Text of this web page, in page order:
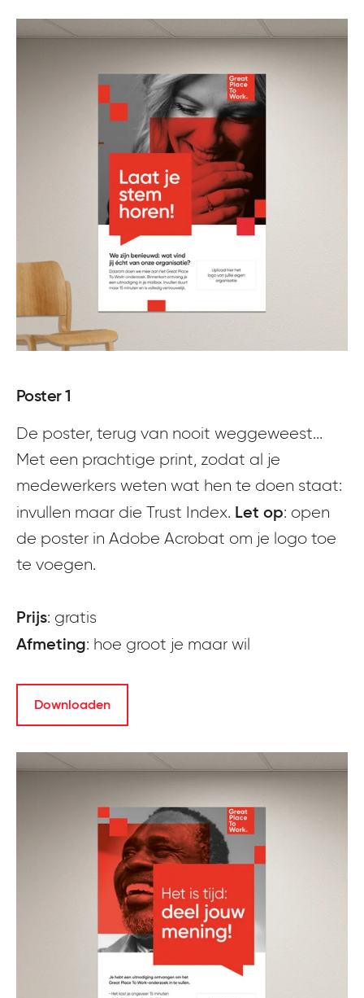
Poster 1
De poster, terug van nooit weggeweest...
Met een prachtige print, zodat al je
medewerkers weten wat hen te doen staat:
invullen maar die Trust Index. Let op: open
de poster in Adobe Acrobat om je logo toe
te voegen.
Prijs: gratis
Afmeting: hoe groot je maar wil
Downloaden